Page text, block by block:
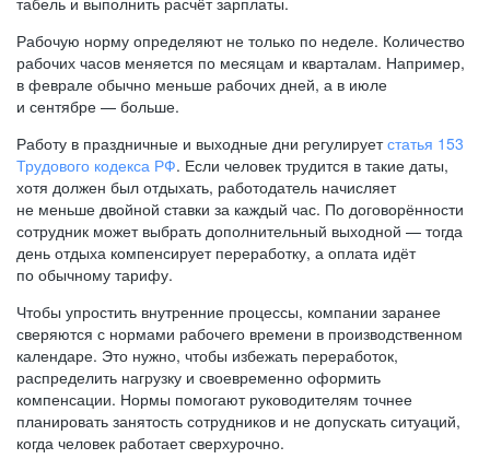
Рабочую норму определяют не только по неделе. Количество
рабочих часов меняется по месяцам и кварталам. Например,
в феврале обычно меньше рабочих дней, а в июле
и сентябре — больше.
Работу в праздничные и выходные дни регулируетстатья 153
Трудового кодекса РФ. Если человек трудится в такие даты,
хотя должен был отдыхать, работодатель начисляет
не меньше двойной ставки за каждый час. По договорённости
сотрудник может выбрать дополнительный выходной — тогда
день отдыха компенсирует переработку, а оплата идёт
по обычному тарифу.
Чтобы упростить внутренние процессы, компании заранее
сверяются с нормами рабочего времени в производственном
календаре. Это нужно, чтобы избежать переработок,
распределить нагрузку и своевременно оформить
компенсации. Нормы помогают руководителям точнее
планировать занятость сотрудников и не допускать ситуаций,
когда человек работает сверхурочно.